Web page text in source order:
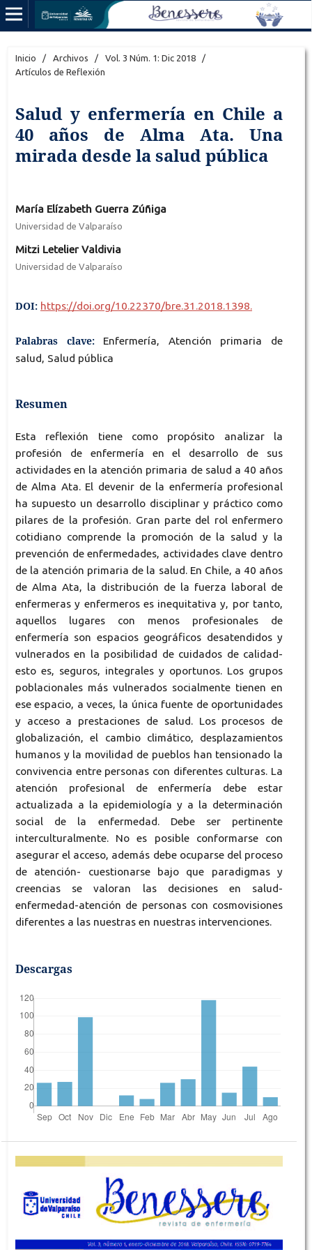
Inicio / Archivos / Vol. 3 Núm. 1: Dic 2018
/
Artículos de Reflexión
Salud y enfermería en Chile a
40 años de Alma Ata. Una
mirada desde la salud pública
María Elízabeth Guerra Zúñiga
Universidad de Valparaíso
Mitzi Letelier Valdivia
Universidad de Valparaíso
DOI: https://doi.org/10.22370/bre.31.2018.1398.
Palabras clave:
Enfermería, Atención primaria de
salud, Salud pública
Resumen
Esta reflexión tiene como propósito analizar la
profesión de enfermería en el desarrollo de sus
actividades en la atención primaria de salud a 40 años
de Alma Ata. El devenir de la enfermería profesional
ha supuesto un desarrollo disciplinar y práctico como
pilares de la profesión. Gran parte del rol enfermero
cotidiano comprende la promoción de la salud y la
prevención de enfermedades, actividades clave dentro
de la atención primaria de la salud. En Chile, a 40 años
de Alma Ata, la distribución de la fuerza laboral de
enfermeras y enfermeros es inequitativa y, por tanto,
aquellos lugares con menos profesionales de
enfermería son espacios geográficos desatendidos y
vulnerados en la posibilidad de cuidados de calidad-
esto es, seguros, integrales y oportunos. Los grupos
poblacionales más vulnerados socialmente tienen en
ese espacio, a veces, la única fuente de oportunidades
y acceso a prestaciones de salud. Los procesos de
globalización, el cambio climático, desplazamientos
humanos y la movilidad de pueblos han tensionado la
convivencia entre personas con diferentes culturas. La
atención profesional de enfermería debe estar
actualizada a la epidemiología y a la determinación
social de la enfermedad. Debe ser pertinente
interculturalmente. No es posible conformarse con
asegurar el acceso, además debe ocuparse del proceso
de atención- cuestionarse bajo que paradigmas y
creencias se valoran las decisiones en salud-
enfermedad-atención de personas con cosmovisiones
diferentes a las nuestras en nuestras intervenciones.
Descargas